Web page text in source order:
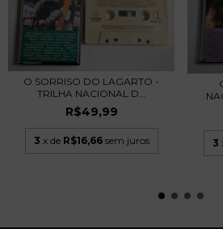
O SORRISO DO LAGARTO -
TRILHA NACIONAL D...
R$49,99
3 x de R$16,66 sem juros 3